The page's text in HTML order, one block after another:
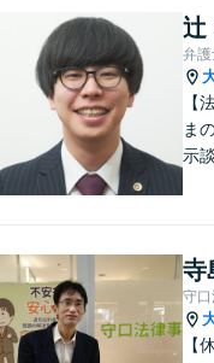
辻
弁
【
ま
示
で
す
見
寺
守
【